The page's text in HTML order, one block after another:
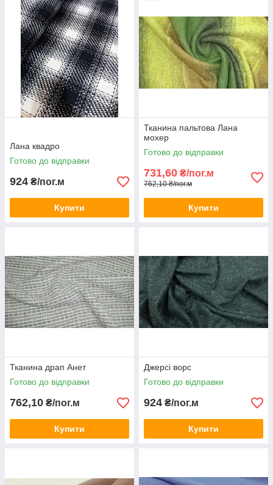
Лана квадро
Готово до відправки
924 ₴/пог.м
Купити
Тканина пальтова Лана
мохер
Готово до відправки
731,60 ₴/пог.м
762,10 ₴/пог.м
Купити
Тканина драп Анет
Готово до відправки
762,10 ₴/пог.м
Купити
Джерсі ворс
Готово до відправки
924 ₴/пог.м
Купити